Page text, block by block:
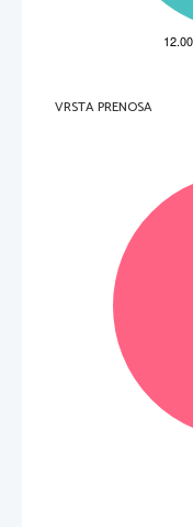
8
VRSTA PRENOSA